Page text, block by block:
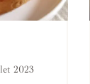
2023